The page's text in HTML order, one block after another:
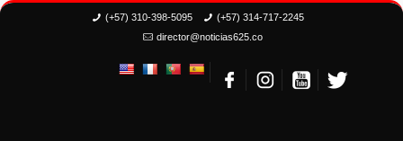
(+57) 310-398-5095
(+57) 314-717-2245
director@noticias625.co